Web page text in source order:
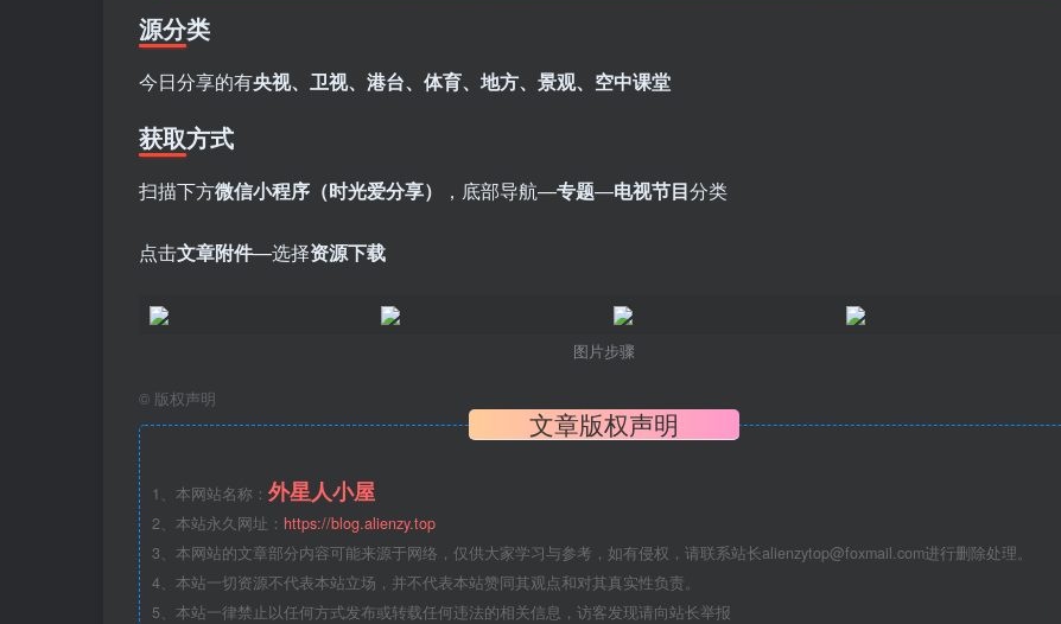
源分类
今日分享的有央视、卫视、港台、体育、地方、景观、空中课堂
获取方式
扫描下方微信小程序（时光爱分享） ，底部导航—专题—电视节目分类
点击文章附件—选择资源下载
图片步骤
© 版权声明
文章版权声明
1、本网站名称： 外星人小屋
2、本站永久网址： https://blog.alienzy.top
3、本网站的文章部分内容可能来源于网络，仅供大家学习与参考，如有侵权，请联系站长alienzytop@foxmail.com进行删除处理。
4、本站一切资源不代表本站立场，并不代表本站赞同其观点和对其真实性负责。
5、本站一律禁止以任何方式发布或转载任何违法的相关信息，访客发现请向站长举报